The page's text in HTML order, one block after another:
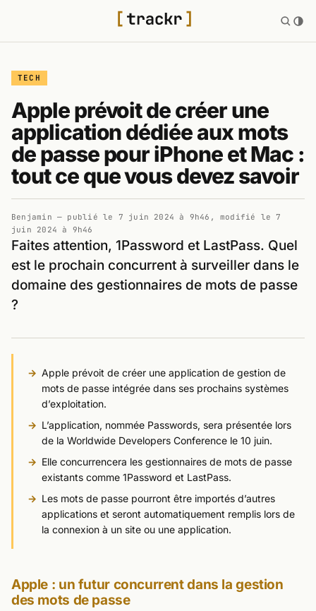
TECH
Apple prévoit de créer une
application dédiée aux mots
de passe pour iPhone et Mac :
tout ce que vous devez savoir
Benjamin — publié le 7 juin 2024 à 9h46 , modifié le 7
juin 2024 à 9h46
Faites attention, 1Password et LastPass. Quel
est le prochain concurrent à surveiller dans le
domaine des gestionnaires de mots de passe
?
Apple prévoit de créer une application de gestion de
mots de passe intégrée dans ses prochains systèmes
d’exploitation.
L’application, nommée Passwords, sera présentée lors
de la Worldwide Developers Conference le 10 juin.
Elle concurrencera les gestionnaires de mots de passe
existants comme 1Password et LastPass.
Les mots de passe pourront être importés d’autres
applications et seront automatiquement remplis lors de
la connexion à un site ou une application.
Apple : un futur concurrent dans la gestion
des mots de passe